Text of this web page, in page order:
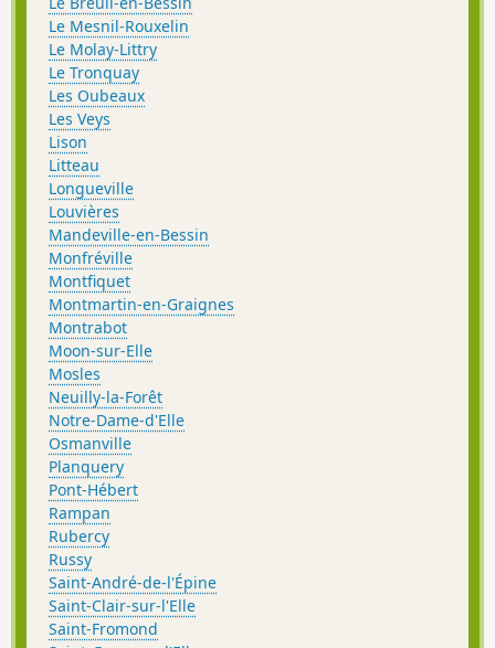
Le Mesnil-Rouxelin
Le Molay-Littry
Le Tronquay
Les Oubeaux
Les Veys
Lison
Litteau
Longueville
Louvières
Mandeville-en-Bessin
Monfréville
Montfiquet
Montmartin-en-Graignes
Montrabot
Moon-sur-Elle
Mosles
Neuilly-la-Forêt
Notre-Dame-d'Elle
Osmanville
Planquery
Pont-Hébert
Rampan
Rubercy
Russy
Saint-André-de-l'Épine
Saint-Clair-sur-l'Elle
Saint-Fromond